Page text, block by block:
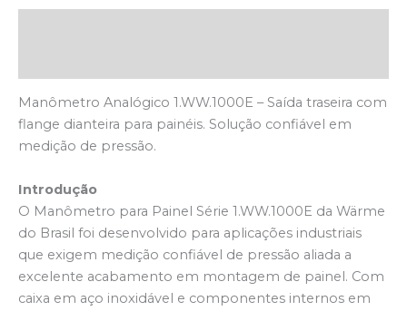
Manômetro Analógico 1.WW.1000E – Saída traseira com
flange dianteira para painéis. Solução confiável em
medição de pressão.
Introdução
O Manômetro para Painel Série 1.WW.1000E da Wärme
do Brasil foi desenvolvido para aplicações industriais
que exigem medição confiável de pressão aliada a
excelente acabamento em montagem de painel. Com
caixa em aço inoxidável e componentes internos em